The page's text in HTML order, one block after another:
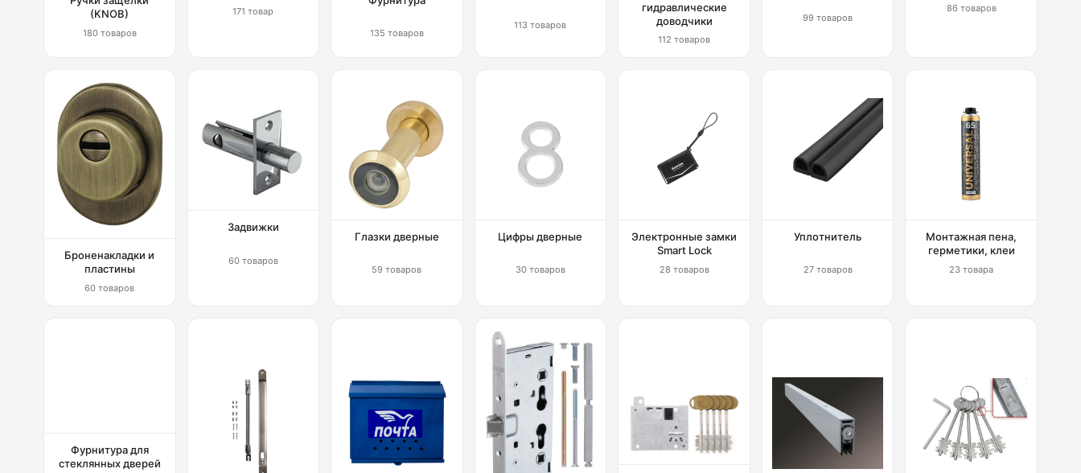
(KNOB)
180 товаров
171 товар
135 товаров
113 товаров
гидравлические
доводчики
112 товаров
99 товаров
86 товаров
Броненакладки и
пластины
60 товаров
Задвижки
60 товаров
Глазки дверные
59 товаров
Цифры дверные
30 товаров
Электронные замки
Smart Lock
28 товаров
Уплотнитель
27 товаров
Монтажная пена,
герметики, клеи
23 товара
Фурнитура для
стеклянных дверей